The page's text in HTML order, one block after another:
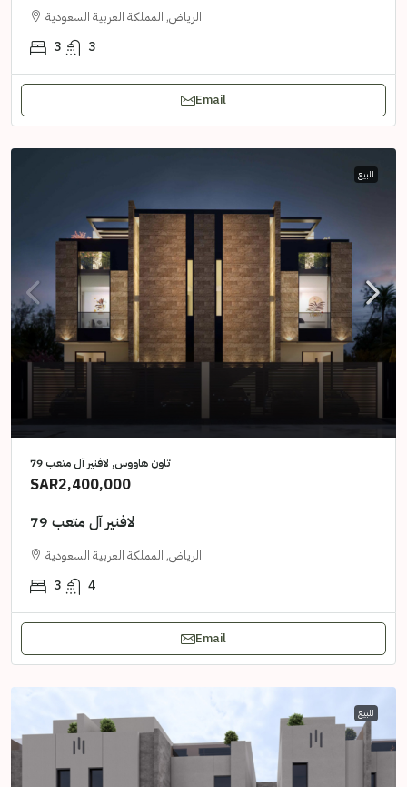
الرياض, المملكة العربية السعودية
3 3
Email
للبيع
تاون هاووس, لافنير آل متعب 79
SAR2,400,000
لافنير آل متعب 79
الرياض, المملكة العربية السعودية
3 4
Email
للبيع